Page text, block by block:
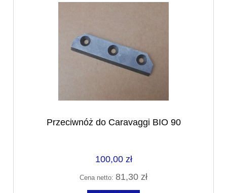
Przeciwnóż do Caravaggi BIO 90
100,00 zł
Cena netto: 81,30 zł